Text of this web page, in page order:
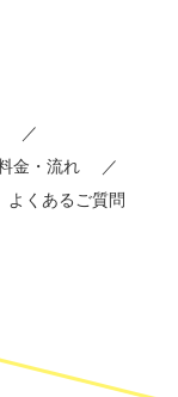
金・流れ
よくあるご質問